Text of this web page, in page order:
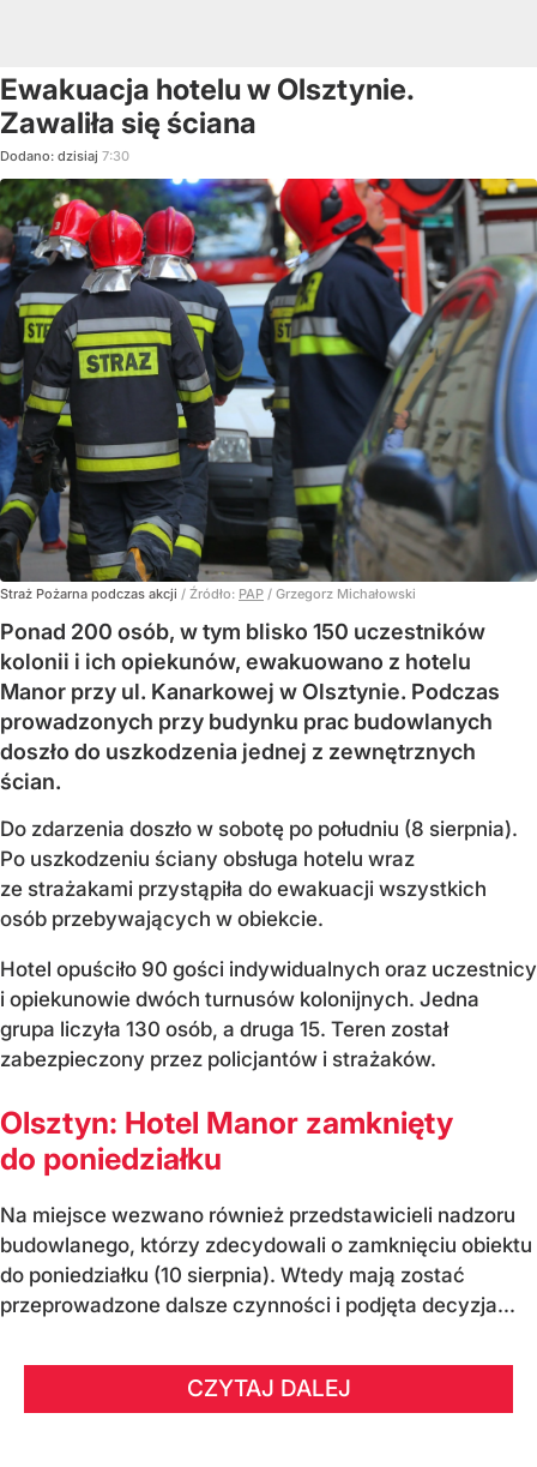
Ewakuacja hotelu w Olsztynie.
Zawaliła się ściana
Dodano: dzisiaj 7:30
Straż Pożarna podczas akcji / Źródło: PAP / Grzegorz Michałowski
Ponad 200 osób, w tym blisko 150 uczestników
kolonii i ich opiekunów, ewakuowano z hotelu
Manor przy ul. Kanarkowej w Olsztynie. Podczas
prowadzonych przy budynku prac budowlanych
doszło do uszkodzenia jednej z zewnętrznych
ścian.
Do zdarzenia doszło w sobotę po południu (8 sierpnia).
Po uszkodzeniu ściany obsługa hotelu wraz
ze strażakami przystąpiła do ewakuacji wszystkich
osób przebywających w obiekcie.
Hotel opuściło 90 gości indywidualnych oraz uczestnicy
i opiekunowie dwóch turnusów kolonijnych. Jedna
grupa liczyła 130 osób, a druga 15. Teren został
zabezpieczony przez policjantów i strażaków.
Olsztyn: Hotel Manor zamknięty
do poniedziałku
Na miejsce wezwano również przedstawicieli nadzoru
budowlanego, którzy zdecydowali o zamknięciu obiektu
do poniedziałku (10 sierpnia). Wtedy mają zostać
przeprowadzone dalsze czynności i podjęta decyzja...
CZYTAJ DALEJ